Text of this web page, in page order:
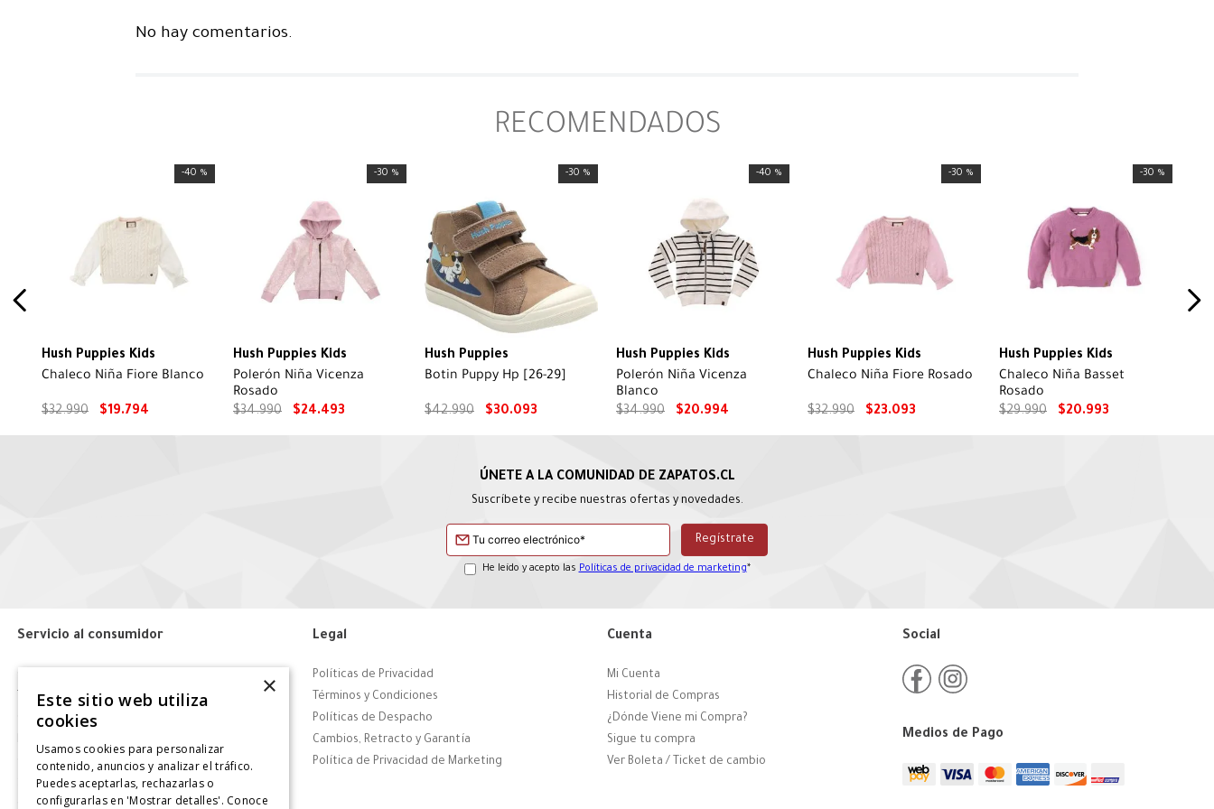
No hay comentarios.
RECOMENDADOS
-40 %
Hush Puppies Kids
Chaleco Niña Fiore Blanco
$32.990 $19.794
-30 %
Hush Puppies Kids
Polerón Niña Vicenza
Rosado
$34.990 $24.493
-30 %
Hush Puppies
Botin Puppy Hp [26-29]
$42.990 $30.093
-40 %
Hush Puppies Kids
Polerón Niña Vicenza
Blanco
$34.990 $20.994
-30 %
Hush Puppies Kids
Chaleco Niña Fiore Rosado
$32.990 $23.093
-30 %
Hush Puppies Kids
Chaleco Niña Basset
Rosado
$29.990 $20.993
Suscríbete y recibe nuestras ofertas y novedades.
He leído y acepto las Políticas de privacidad de marketing*
Servicio al consumidor
Tiendas
Contáctanos
Giftcard
Solicitar Factura
CyberDay
Legal
Políticas de Privacidad
Términos y Condiciones
Políticas de Despacho
Cambios, Retracto y Garantía
Política de Privacidad de Marketing
Cuenta
Mi Cuenta
Historial de Compras
¿Dónde Viene mi Compra?
Sigue tu compra
Ver Boleta / Ticket de cambio
Social
Medios de Pago
×
Este sitio web utiliza
cookies
Usamos cookies para personalizar
contenido, anuncios y analizar el tráfico.
Puedes aceptarlas, rechazarlas o
configurarlas en 'Mostrar detalles'. Conoce